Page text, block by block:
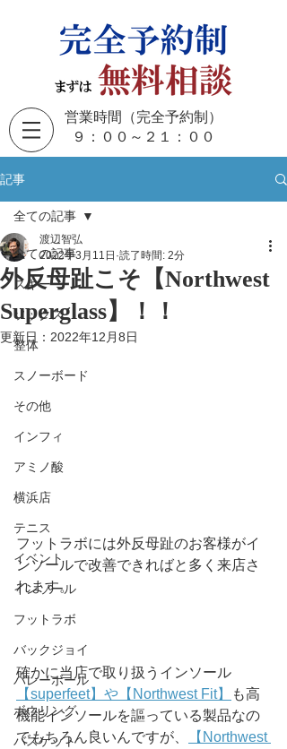
営業時間（完全予約制）
​９：００～２１：００
記事
全ての記事
スキー
ソックス
整体
スノーボード
その他
インフィ
アミノ酸
横浜店
テニス
イベント
インソール
フットラボ
バックジョイ
バレーボール
ボウリング
バスケット
全ての記事
外反母趾こそ【Northwest
Superglass】！！
渡辺智弘
2022年3月11日 読了時間: 2分
更新日： 2022年12月8日
フットラボには外反母趾のお客様がイ
ンソールで改善できればと多く来店さ
れます。
確かに当店で取り扱うインソール
【superfeet】や【Northwest Fit】
も高
機能インソールを謳っている製品なの
でもちろん良いんですが、
【Northwest